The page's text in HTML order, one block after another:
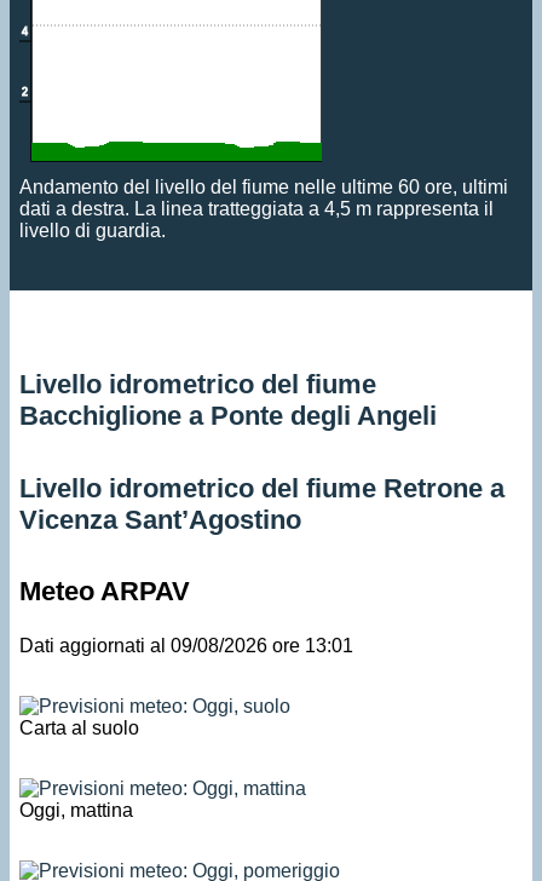
Andamento del livello del fiume nelle ultime 60 ore, ultimi
dati a destra. La linea tratteggiata a 4,5 m rappresenta il
livello di guardia.
Livello idrometrico del fiume
Bacchiglione a Ponte degli Angeli
Livello idrometrico del fiume Retrone a
Vicenza Sant’Agostino
Meteo ARPAV
Dati aggiornati al 09/08/2026 ore 13:01
Carta al suolo
Oggi, mattina